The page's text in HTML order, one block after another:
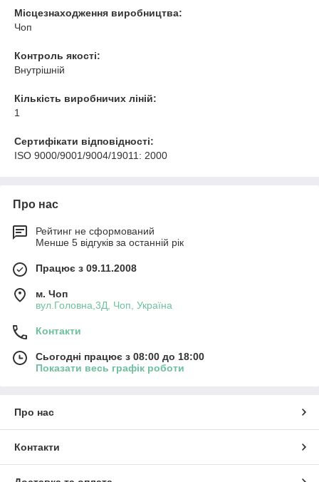
Місцезнаходження виробництва:
Чоп
Контроль якості:
Внутрішній
Кількість виробничих ліній:
1
Сертифікати відповідності:
ISO 9000/9001/9004/19011: 2000
Про нас
Рейтинг не сформований
Менше 5 відгуків за останній рік
Працює з 09.11.2008
м. Чоп
вул.Головна,3Д, Чоп, Україна
Контакти
Сьогодні працює з 08:00 до 18:00
Показати весь графік роботи
Про нас
Контакти